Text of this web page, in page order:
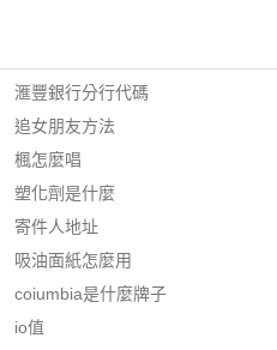
滙豐銀行分行代碼
追女朋友方法
楓怎麼唱
塑化劑是什麼
寄件人地址
吸油面紙怎麼用
coiumbia是什麼牌子
io值